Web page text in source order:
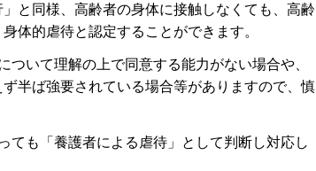
と同様、高齢者の身体に接触しなくても、高齢
体的虐待と認定することができます。
いて理解の上で同意する能力がない場合や、
半ば強要されている場合等がありますので、慎
ても「養護者による虐待」として判断し対応し